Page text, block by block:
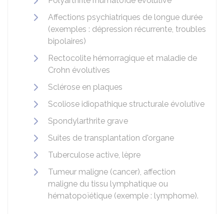
Affections psychiatriques de longue durée
(exemples : dépression récurrente, troubles
bipolaires)
Rectocolite hémorragique et maladie de
Crohn évolutives
Sclérose en plaques
Scoliose idiopathique structurale évolutive
Spondylarthrite grave
Suites de transplantation d'organe
Tuberculose active, lèpre
Tumeur maligne (cancer), affection
maligne du tissu lymphatique ou
hématopoïétique (exemple : lymphome).